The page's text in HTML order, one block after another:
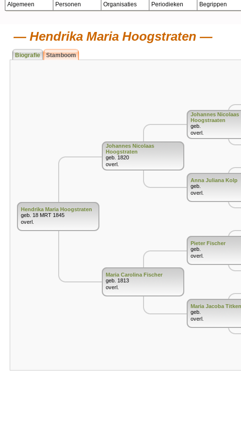
Algemeen Personen Organisaties Periodieken Begrippen
Hendrika Maria Hoogstraten
Biografie Stamboom
Hendrika Maria Hoogstraten
geb. 18 MRT 1845
overl.
Johannes Nicolaas
Hoogstraten
geb. 1820
overl.
Maria Carolina Fischer
geb. 1813
overl.
Johannes Nicolaas
Hoogstraaten
geb.
overl.
Anna Juliana Kolp
geb.
overl.
Pieter Fischer
geb.
overl.
Maria Jacoba
geb.
overl.